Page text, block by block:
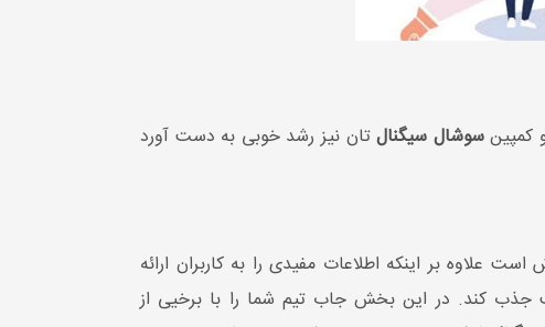
سوشال سیگنالتان نیز رشد خوبی به دست آورد
علاوه بر اینکه اطلاعات مفیدی را به کاربران ارائه
جذب کند. در این بخش جاب تیم شما را با برخیی از